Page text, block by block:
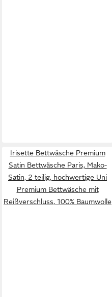
Irisette Bettwäsche Premium
Satin Bettwäsche Paris, Mako-
Satin, 2 teilig, hochwertige Uni
Premium Bettwäsche mit
Reißverschluss, 100% Baumwolle